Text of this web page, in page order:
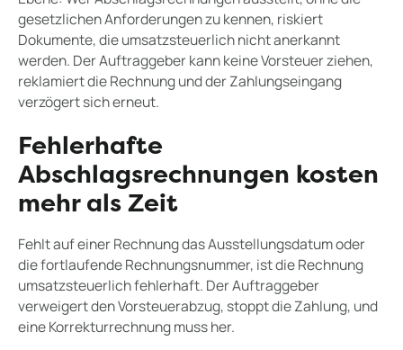
gesetzlichen Anforderungen zu kennen, riskiert
Dokumente, die umsatzsteuerlich nicht anerkannt
werden. Der Auftraggeber kann keine Vorsteuer ziehen,
reklamiert die Rechnung und der Zahlungseingang
verzögert sich erneut.
Fehlerhafte
Abschlagsrechnungen kosten
mehr als Zeit
Fehlt auf einer Rechnung das Ausstellungsdatum oder
die fortlaufende Rechnungsnummer, ist die Rechnung
umsatzsteuerlich fehlerhaft. Der Auftraggeber
verweigert den Vorsteuerabzug, stoppt die Zahlung, und
eine Korrekturrechnung muss her.